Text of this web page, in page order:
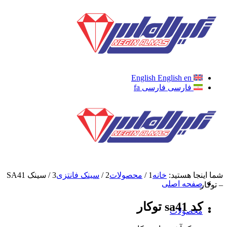
English English en
فارسی فارسی fa
صفحه اصلی
محصولات
شما اینجا هستید: خانه 1
/ محصولات2
/ سینک فانتزی3
/
سینک SA41
– توکار
کد sa41 توکار